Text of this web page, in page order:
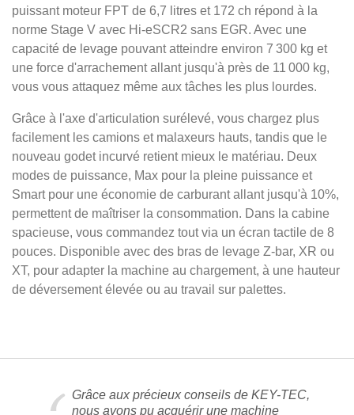
puissant moteur FPT de 6,7 litres et 172 ch répond à la
norme Stage V avec Hi-eSCR2 sans EGR. Avec une
capacité de levage pouvant atteindre environ 7 300 kg et
une force d'arrachement allant jusqu'à près de 11 000 kg,
vous vous attaquez même aux tâches les plus lourdes.
Grâce à l'axe d'articulation surélevé, vous chargez plus
facilement les camions et malaxeurs hauts, tandis que le
nouveau godet incurvé retient mieux le matériau. Deux
modes de puissance, Max pour la pleine puissance et
Smart pour une économie de carburant allant jusqu'à 10%,
permettent de maîtriser la consommation. Dans la cabine
spacieuse, vous commandez tout via un écran tactile de 8
pouces. Disponible avec des bras de levage Z-bar, XR ou
XT, pour adapter la machine au chargement, à une hauteur
de déversement élevée ou au travail sur palettes.
Grâce aux précieux conseils de KEY-TEC,
nous avons pu acquérir une machine